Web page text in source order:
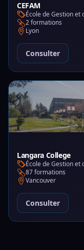
CEFAM
École de Gestion et
2 formations
Lyon
Consulter
Langara College
École de Gestion et
87 formations
Vancouver
Consulter